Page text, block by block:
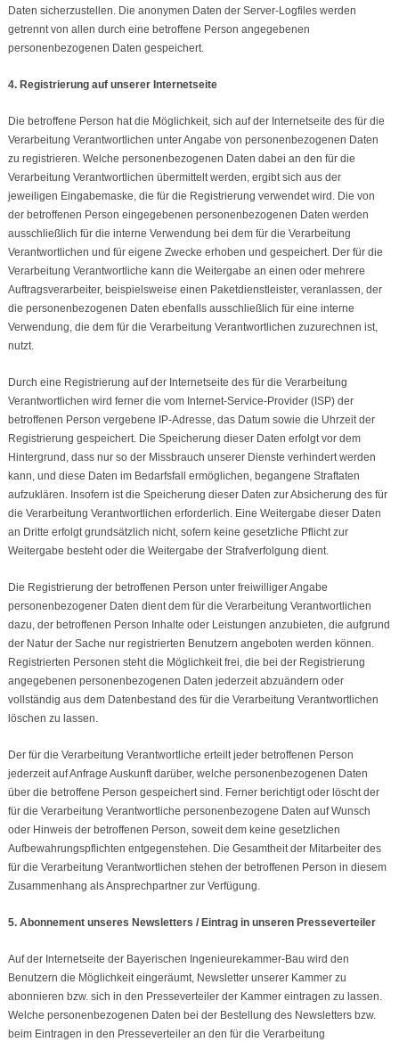
Daten sicherzustellen. Die anonymen Daten der Server-Logfiles werden
getrennt von allen durch eine betroffene Person angegebenen
personenbezogenen Daten gespeichert.
4. Registrierung auf unserer Internetseite
Die betroffene Person hat die Möglichkeit, sich auf der Internetseite des für die
Verarbeitung Verantwortlichen unter Angabe von personenbezogenen Daten
zu registrieren. Welche personenbezogenen Daten dabei an den für die
Verarbeitung Verantwortlichen übermittelt werden, ergibt sich aus der
jeweiligen Eingabemaske, die für die Registrierung verwendet wird. Die von
der betroffenen Person eingegebenen personenbezogenen Daten werden
ausschließlich für die interne Verwendung bei dem für die Verarbeitung
Verantwortlichen und für eigene Zwecke erhoben und gespeichert. Der für die
Verarbeitung Verantwortliche kann die Weitergabe an einen oder mehrere
Auftragsverarbeiter, beispielsweise einen Paketdienstleister, veranlassen, der
die personenbezogenen Daten ebenfalls ausschließlich für eine interne
Verwendung, die dem für die Verarbeitung Verantwortlichen zuzurechnen ist,
nutzt.
Durch eine Registrierung auf der Internetseite des für die Verarbeitung
Verantwortlichen wird ferner die vom Internet-Service-Provider (ISP) der
betroffenen Person vergebene IP-Adresse, das Datum sowie die Uhrzeit der
Registrierung gespeichert. Die Speicherung dieser Daten erfolgt vor dem
Hintergrund, dass nur so der Missbrauch unserer Dienste verhindert werden
kann, und diese Daten im Bedarfsfall ermöglichen, begangene Straftaten
aufzuklären. Insofern ist die Speicherung dieser Daten zur Absicherung des für
die Verarbeitung Verantwortlichen erforderlich. Eine Weitergabe dieser Daten
an Dritte erfolgt grundsätzlich nicht, sofern keine gesetzliche Pflicht zur
Weitergabe besteht oder die Weitergabe der Strafverfolgung dient.
Die Registrierung der betroffenen Person unter freiwilliger Angabe
personenbezogener Daten dient dem für die Verarbeitung Verantwortlichen
dazu, der betroffenen Person Inhalte oder Leistungen anzubieten, die aufgrund
der Natur der Sache nur registrierten Benutzern angeboten werden können.
Registrierten Personen steht die Möglichkeit frei, die bei der Registrierung
angegebenen personenbezogenen Daten jederzeit abzuändern oder
vollständig aus dem Datenbestand des für die Verarbeitung Verantwortlichen
löschen zu lassen.
Der für die Verarbeitung Verantwortliche erteilt jeder betroffenen Person
jederzeit auf Anfrage Auskunft darüber, welche personenbezogenen Daten
über die betroffene Person gespeichert sind. Ferner berichtigt oder löscht der
für die Verarbeitung Verantwortliche personenbezogene Daten auf Wunsch
oder Hinweis der betroffenen Person, soweit dem keine gesetzlichen
Aufbewahrungspflichten entgegenstehen. Die Gesamtheit der Mitarbeiter des
für die Verarbeitung Verantwortlichen stehen der betroffenen Person in diesem
Zusammenhang als Ansprechpartner zur Verfügung.
5. Abonnement unseres Newsletters / Eintrag in unseren Presseverteiler
Auf der Internetseite der Bayerischen Ingenieurekammer-Bau wird den
Benutzern die Möglichkeit eingeräumt, Newsletter unserer Kammer zu
abonnieren bzw. sich in den Presseverteiler der Kammer eintragen zu lassen.
Welche personenbezogenen Daten bei der Bestellung des Newsletters bzw.
beim Eintragen in den Presseverteiler an den für die Verarbeitung